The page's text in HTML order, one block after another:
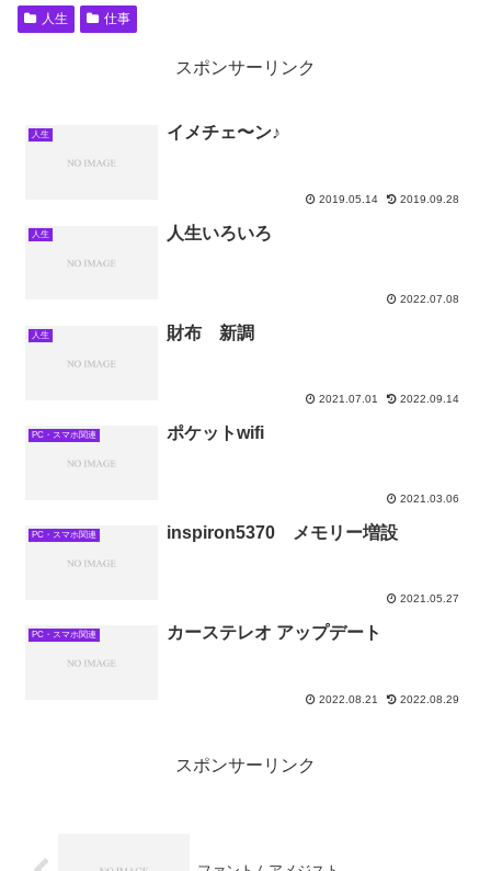
人生 仕事
スポンサーリンク
人生 イメチェ〜ン♪
2019.05.14 2019.09.28
人生 人生いろいろ
2022.07.08
人生 財布 新調
2021.07.01 2022.09.14
PC・スマホ関連 ポケットwifi
2021.03.06
PC・スマホ関連 inspiron5370 メモリー増設
2021.05.27
PC・スマホ関連 カーステレオ アップデート
2022.08.21 2022.08.29
スポンサーリンク